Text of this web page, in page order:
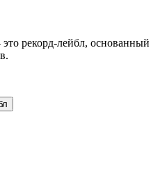
это рекорд-лейбл,